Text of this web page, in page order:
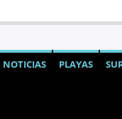
NOTICIAS PLAYAS